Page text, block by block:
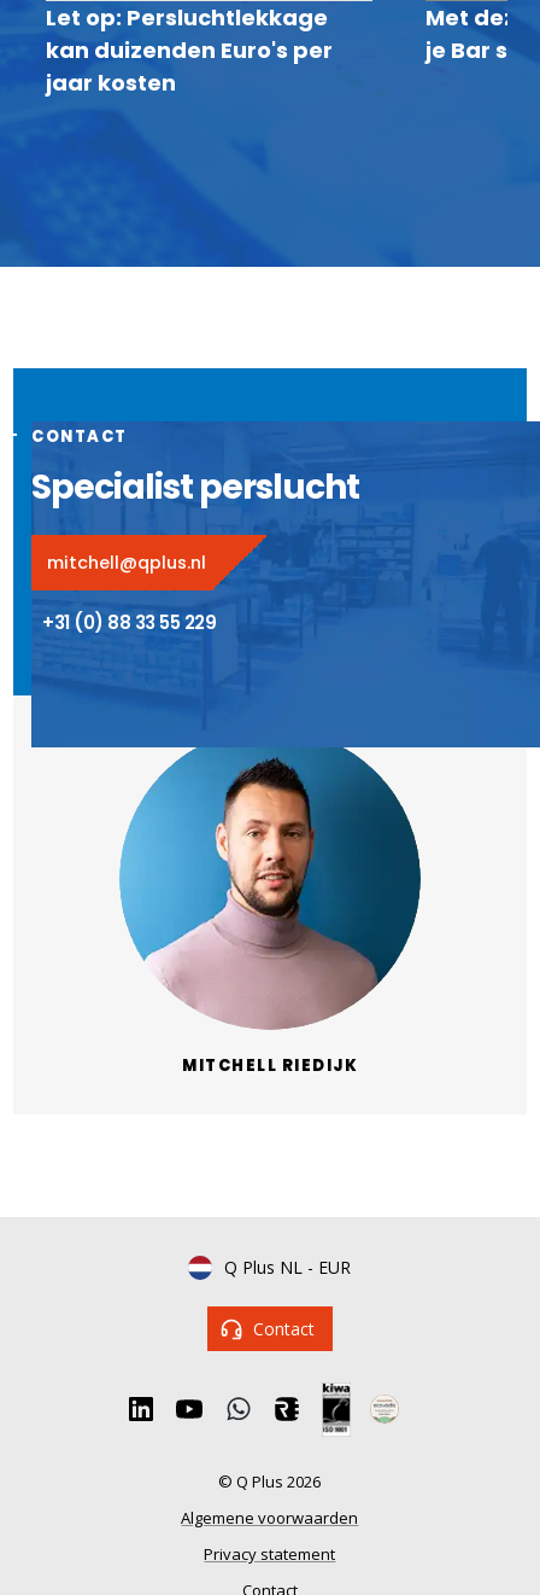
Let op: Persluchtlekkage
kan duizenden Euro's per
jaar kosten
Met
je Bar
CONTACT
Specialist perslucht
mitchell@qplus.nl
+31 (0) 88 33 55 229
MITCHELL RIEDIJK
Q Plus NL - EUR
Contact
© Q Plus 2026
Algemene voorwaarden
Privacy statement
Contact